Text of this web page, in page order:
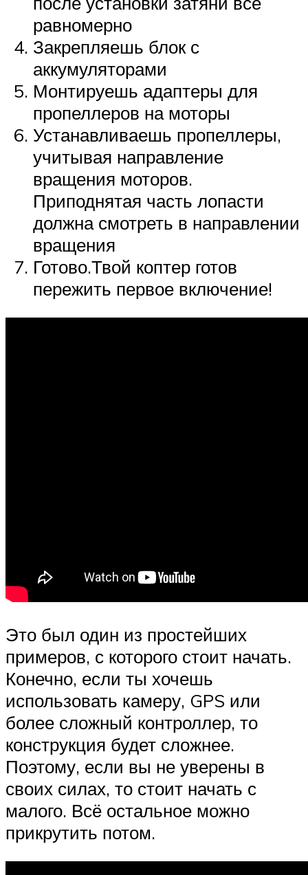
равномерно
Закрепляешь блок с
аккумуляторами
Монтируешь адаптеры для
пропеллеров на моторы
Устанавливаешь пропеллеры,
учитывая направление
вращения моторов.
Приподнятая часть лопасти
должна смотреть в направлении
вращения
Готово.Твой коптер готов
пережить первое включение!
Это был один из простейших
примеров, с которого стоит начать.
Конечно, если ты хочешь
использовать камеру, GPS или
более сложный контроллер, то
конструкция будет сложнее.
Поэтому, если вы не уверены в
своих силах, то стоит начать с
малого. Всё остальное можно
прикрутить потом.